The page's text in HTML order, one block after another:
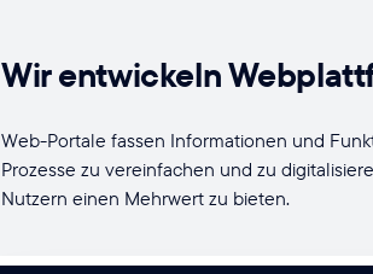
Wir entwickeln
Web-Portale fassen Informationen und
Prozesse zu vereinfachen und zu
Nutzern einen Mehrwert zu bieten.